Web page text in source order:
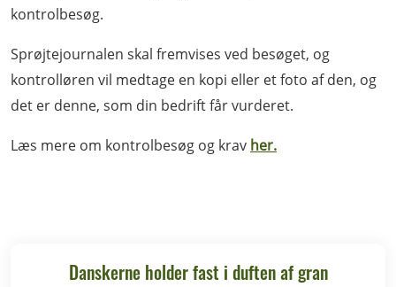
kontrolbesøg.
Sprøjtejournalen skal fremvises ved besøget, og
kontrolløren vil medtage en kopi eller et foto af den, og
det er denne, som din bedrift får vurderet.
Læs mere om kontrolbesøg og krav her.
Danskerne holder fast i duften af gran